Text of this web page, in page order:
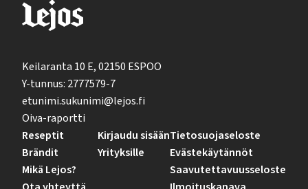
Keilaranta 10 E, 02150 ESPOO
Y-tunnus: 2777579-7
etunimi.sukunimi@lejos.fi
Oiva-raportti
Reseptit
Brändit
Mikä Lejos?
Kirjaudu sisään
Yrityksille
Tietosuojaseloste
Evästekäytännöt
Saavutettavuusseloste